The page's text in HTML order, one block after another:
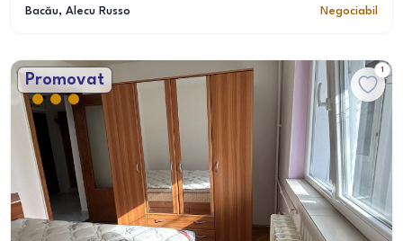
Bacău, Alecu Russo Negociabil
Promovat
1